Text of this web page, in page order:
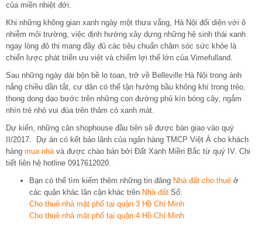
của miền nhiệt đới.
Khi những không gian xanh ngày một thưa vắng, Hà Nội đối diện với ô
nhiễm môi trường, việc định hướng xây dựng những hệ sinh thái xanh
ngay lòng đô thị mang đầy đủ các tiêu chuẩn chăm sóc sức khỏe là
chiến lược phát triển ưu việt và chiếm lợi thế lớn của Vimefulland.
Sau những ngày dài bộn bề lo toan, trở về Belleville Hà Nội trong ánh
nắng chiều dần tắt, cư dân có thể tận hưởng bầu không khí trong trẻo,
thong dong dạo bước trên những con đường phủ kín bóng cây, ngắm
nhìn trẻ nhỏ vui đùa trên thảm cỏ xanh mát.
Dự kiến, những căn shophouse đầu tiên sẽ được bàn giao vào quý
II/2017. Dự án có kết bảo lãnh của ngân hàng TMCP Việt Á cho khách
hàng mua nhàvà được chào bán bởi Đất Xanh Miền Bắc từ quý IV. Chi
tiết liên hệ hotline 0917612020.
Bạn có thể tìm kiếm thêm những tin đăng Nhà đất cho thuê ở
các quận khác lân cận khác trên Nhà đất Số:
Cho thuê nhà mặt phố tại quận 3 Hồ Chí Minh
Cho thuê nhà mặt phố tại quận 4 Hồ Chí Minh